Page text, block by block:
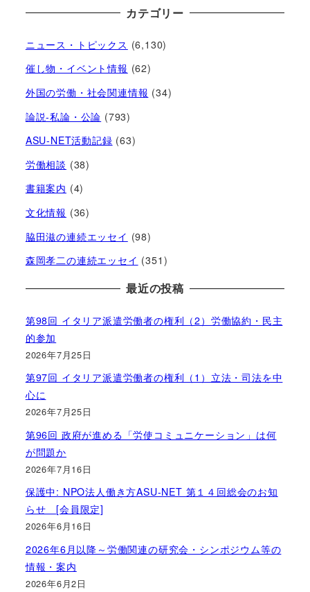
カテゴリー
ニュース・トピックス (6,130)
催し物・イベント情報 (62)
外国の労働・社会関連情報 (34)
論説-私論・公論 (793)
ASU-NET活動記録 (63)
労働相談 (38)
書籍案内 (4)
文化情報 (36)
脇田滋の連続エッセイ (98)
森岡孝二の連続エッセイ (351)
最近の投稿
第98回 イタリア派遣労働者の権利（2）労働協約・民主
的参加
2026年7月25日
第97回 イタリア派遣労働者の権利（1）立法・司法を中
心に
2026年7月25日
第96回 政府が進める「労使コミュニケーション」は何
が問題か
2026年7月16日
保護中: NPO法人働き方ASU-NET 第１４回総会のお知
らせ [会員限定]
2026年6月16日
2026年6月以降～労働関連の研究会・シンポジウム等の
情報・案内
2026年6月2日